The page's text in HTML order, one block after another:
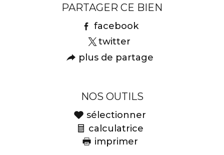
PARTAGER CE BIEN
facebook
twitter
plus de partage
NOS OUTILS
sélectionner
calculatrice
imprimer